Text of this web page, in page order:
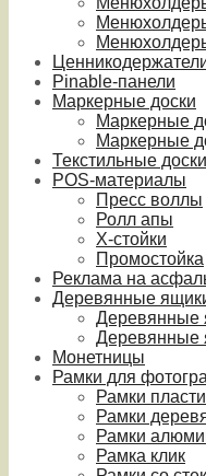
Pinable-панели
Маркерные доски
Маркерные
Маркерные
Текстильные доски
POS-материалы
Пресс воллы
Ролл апы
Х-стойки
Промостойка
Реклама на
Деревянные
Деревянные
Деревянные
Монетницы
Рамки для
Рамки
Рамки
Рамки
Рамка клик